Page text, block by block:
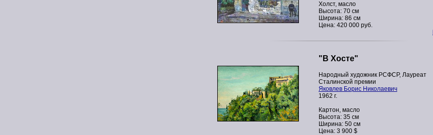
Холст, масло
Высота: 70 см
Ширина: 86 см
Цена: 420 000 руб.
"В Хосте"
Народный художник РСФСР, Лауреат
Сталинской премии
Яковлев Борис Николаевич
1962 г.
Картон, масло
Высота: 35 см
Ширина: 50 см
Цена: 3 900 $